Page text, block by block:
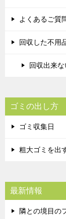
よくあるご質
回収した不用
回収出来
ゴミの出し方
ゴミ収集日
粗大ゴミを出
最新情報
隣との境目の